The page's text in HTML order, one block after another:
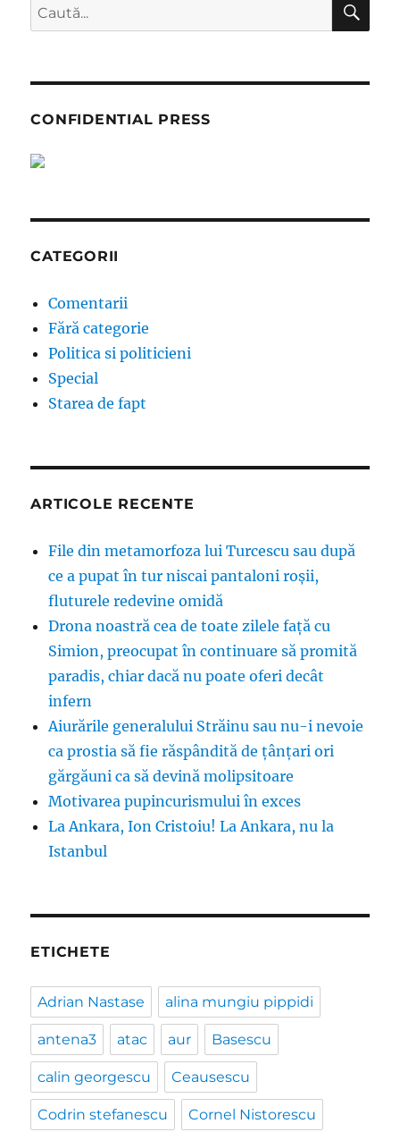
Caută
după:
CONFIDENTIAL PRESS
CATEGORII
Comentarii
Fără categorie
Politica si politicieni
Special
Starea de fapt
ARTICOLE RECENTE
File din metamorfoza lui Turcescu sau după
ce a pupat în tur niscai pantaloni roșii,
fluturele redevine omidă
Drona noastră cea de toate zilele față cu
Simion, preocupat în continuare să promită
paradis, chiar dacă nu poate oferi decât
infern
Aiurările generalului Străinu sau nu-i nevoie
ca prostia să fie răspândită de țânțari ori
gărgăuni ca să devină molipsitoare
Motivarea pupincurismului în exces
La Ankara, Ion Cristoiu! La Ankara, nu la
Istanbul
ETICHETE
Adrian Nastase alina mungiu pippidi
antena3 atac aur Basescu
calin georgescu Ceausescu
Codrin stefanescu Cornel Nistorescu